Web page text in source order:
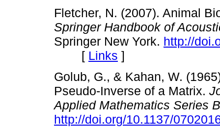
Fletcher, N. (2007). Animal
Springer Handbook of
Springer New York. http://
[ Links ]
Golub, G., & Kahan, W.
Pseudo-Inverse of a Matrix.
Applied Mathematics Series
http://doi.org/10.1137/